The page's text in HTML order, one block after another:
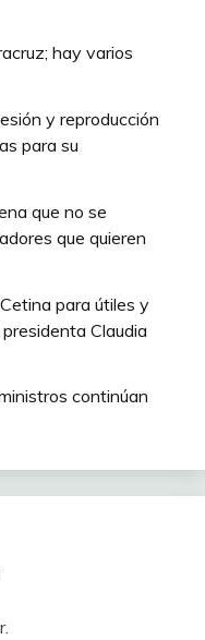
hay varios
y reproducción
para su
que no se
que quieren
para útiles y
Claudia
continúan